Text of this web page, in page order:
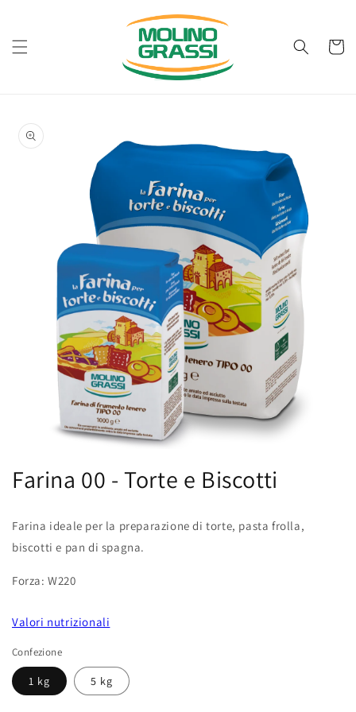
Carrello
informazioni
sul prodotto
multimediali
1
modale
Farina 00 - Torte e Biscotti
Farina ideale per la preparazione di torte, pasta frolla,
biscotti e pan di spagna.
Forza: W220
Valori nutrizionali
Confezione
1 kg 5 kg